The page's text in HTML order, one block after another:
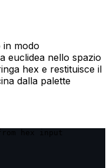
in modo
euclidea nello spazio
hex e restituisce il
dalla palette